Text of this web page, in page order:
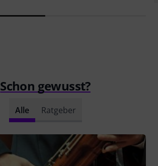
Schon gewusst?
Alle Ratgeber